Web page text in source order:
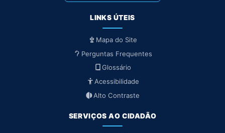
LINKS ÚTEIS
Mapa do Site
Perguntas Frequentes
Glossário
Acessibilidade
Alto Contraste
SERVIÇOS AO CIDADÃO